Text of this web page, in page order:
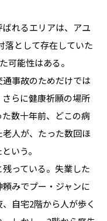
れるエリアは、アユ
落として存在していた
可能性はある。
事故のためだけでは
らに健康祈願の場所
数十年前、どこの病
人が、たった数回ほ
いう。
っている。失業した
みでプー・ジャンに
自宅2階から人が歩く